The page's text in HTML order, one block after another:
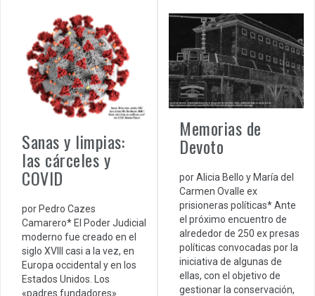
Sanas y limpias:
las cárceles y
COVID
por Pedro Cazes
Camarero* El Poder Judicial
moderno fue creado en el
siglo XVIII casi a la vez, en
Europa occidental y en los
Estados Unidos. Los
«padres fundadores»
Memorias de
Devoto
por Alicia Bello y María del
Carmen Ovalle ex
prisioneras políticas* Ante
el próximo encuentro de
alrededor de 250 ex presas
políticas convocadas por la
iniciativa de algunas de
ellas, con el objetivo de
gestionar la conservación,